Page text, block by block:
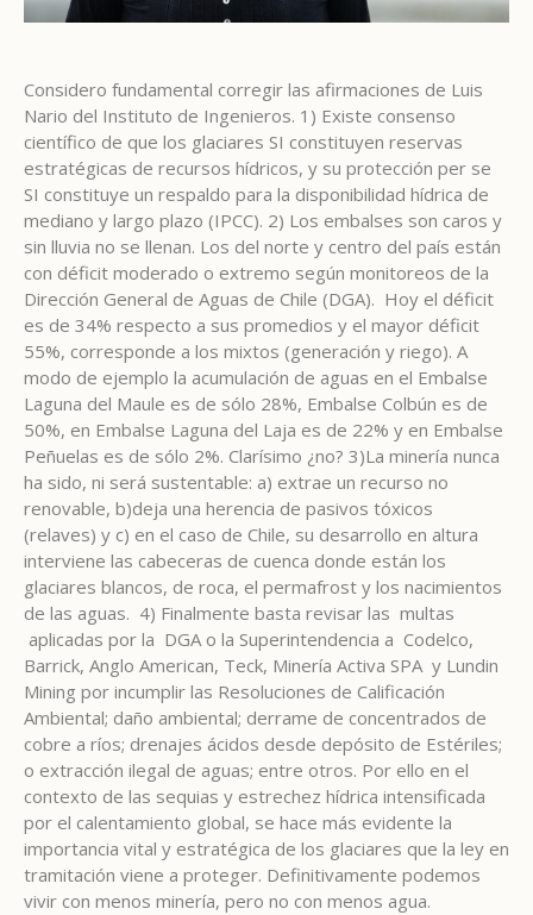
Considero fundamental corregir las afirmaciones de Luis
Nario del Instituto de Ingenieros. 1) Existe consenso
científico de que los glaciares SI constituyen reservas
estratégicas de recursos hídricos, y su protección per se
SI constituye un respaldo para la disponibilidad hídrica de
mediano y largo plazo (IPCC). 2) Los embalses son caros y
sin lluvia no se llenan. Los del norte y centro del país están
con déficit moderado o extremo según monitoreos de la
Dirección General de Aguas de Chile (DGA). Hoy el déficit
es de 34% respecto a sus promedios y el mayor déficit
55%, corresponde a los mixtos (generación y riego). A
modo de ejemplo la acumulación de aguas en el Embalse
Laguna del Maule es de sólo 28%, Embalse Colbún es de
50%, en Embalse Laguna del Laja es de 22% y en Embalse
Peñuelas es de sólo 2%. Clarísimo ¿no? 3)La minería nunca
ha sido, ni será sustentable: a) extrae un recurso no
renovable, b)deja una herencia de pasivos tóxicos
(relaves) y c) en el caso de Chile, su desarrollo en altura
interviene las cabeceras de cuenca donde están los
glaciares blancos, de roca, el permafrost y los nacimientos
de las aguas. 4) Finalmente basta revisar las multas
aplicadas por la DGA o la Superintendencia a Codelco,
Barrick, Anglo American, Teck, Minería Activa SPA y Lundin
Mining por incumplir las Resoluciones de Calificación
Ambiental; daño ambiental; derrame de concentrados de
cobre a ríos; drenajes ácidos desde depósito de Estériles;
o extracción ilegal de aguas; entre otros. Por ello en el
contexto de las sequias y estrechez hídrica intensificada
por el calentamiento global, se hace más evidente la
importancia vital y estratégica de los glaciares que la ley en
tramitación viene a proteger. Definitivamente podemos
vivir con menos minería, pero no con menos agua.